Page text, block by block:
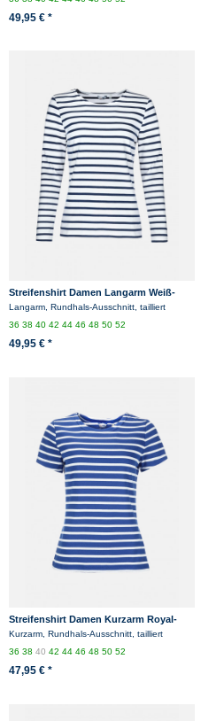
49,95 € *
Streifenshirt Damen Langarm Weiß-
Blau Gestreift Ringelshirt
Langarm, Rundhals-Ausschnitt, tailliert
363840424446485052
49,95 € *
Streifenshirt Damen Kurzarm Royal-
Weiß Gestreift Ringelshirt
Kurzarm, Rundhals-Ausschnitt, tailliert
363840424446485052
47,95 € *